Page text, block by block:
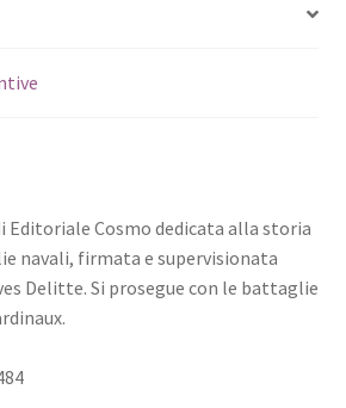
Editoriale Cosmo dedicata alla storia
navali, firmata e supervisionata
Delitte. Si prosegue con le battaglie